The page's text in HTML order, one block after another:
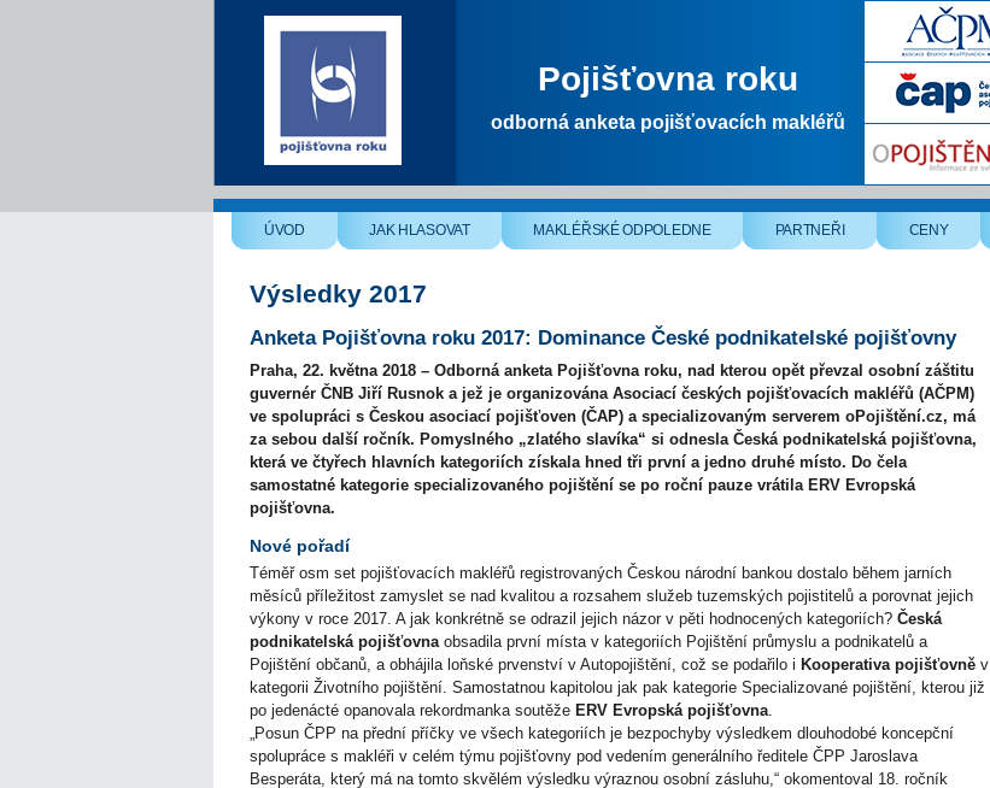
Pojišťovna roku
odborná anketa pojišťovacích makléřů
ÚVOD JAK HLASOVAT MAKLÉŘSKÉ ODPOLEDNE PARTNEŘI CENY
Výsledky 2017
Anketa Pojišťovna roku 2017: Dominance České podnikatelské pojišťovny
Praha, 22. května 2018 – Odborná anketa Pojišťovna roku, nad kterou opět převzal osobní záštitu
guvernér ČNB Jiří Rusnok a jež je organizována Asociací českých pojišťovacích makléřů (AČPM)
ve spolupráci s Českou asociací pojišťoven (ČAP) a specializovaným serverem oPojištění.cz, má
za sebou další ročník. Pomyslného „zlatého slavíka“ si odnesla Česká podnikatelská pojišťovna,
která ve čtyřech hlavních kategoriích získala hned tři první a jedno druhé místo. Do čela
samostatné kategorie specializovaného pojištění se po roční pauze vrátila ERV Evropská
pojišťovna.
Nové pořadí
Téměř osm set pojišťovacích makléřů registrovaných Českou národní bankou dostalo během jarních
měsíců příležitost zamyslet se nad kvalitou a rozsahem služeb tuzemských pojistitelů a porovnat jejich
výkony v roce 2017. A jak konkrétně se odrazil jejich názor v pěti hodnocených kategoriích? Česká
podnikatelská pojišťovnaobsadila první místa v kategoriích Pojištění průmyslu a podnikatelů a
Pojištění občanů, a obhájila loňské prvenství v Autopojištění, což se podařilo i Kooperativa pojišťovně v
kategorii Životního pojištění. Samostatnou kapitolou jak pak kategorie Specializované pojištění, kterou již
po jedenácté opanovala rekordmanka soutěže ERV Evropská pojišťovna.
„Posun ČPP na přední příčky ve všech kategoriích je bezpochyby výsledkem dlouhodobé koncepční
spolupráce s makléři v celém týmu pojišťovny pod vedením generálního ředitele ČPP Jaroslava
Besperáta, který má na tomto skvělém výsledku výraznou osobní zásluhu,“ okomentoval 18. ročník